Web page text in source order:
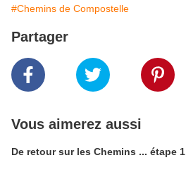
#Chemins de Compostelle
Partager
Vous aimerez aussi
De retour sur les Chemins ... étape 1